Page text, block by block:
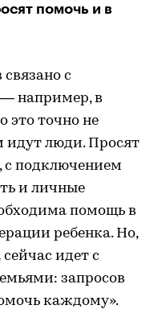
помочь и в
с
— например, в
это точно не
идут люди. Просят
с подключением
и личные
помощь в
ребенка. Но,
идет с
запросов
каждому».